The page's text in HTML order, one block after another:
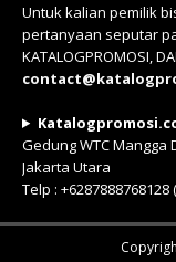
Untuk kalian pemilik
pertanyaan seputar
KATALOGPROMOSI,
Gedung WTC Mangga
Jakarta Utara
Telp : +6287888768128